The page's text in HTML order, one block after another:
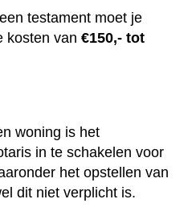
testament moet je
kosten van €150,- tot
woning is het
in te schakelen voor
het opstellen van
dit niet verplicht is.